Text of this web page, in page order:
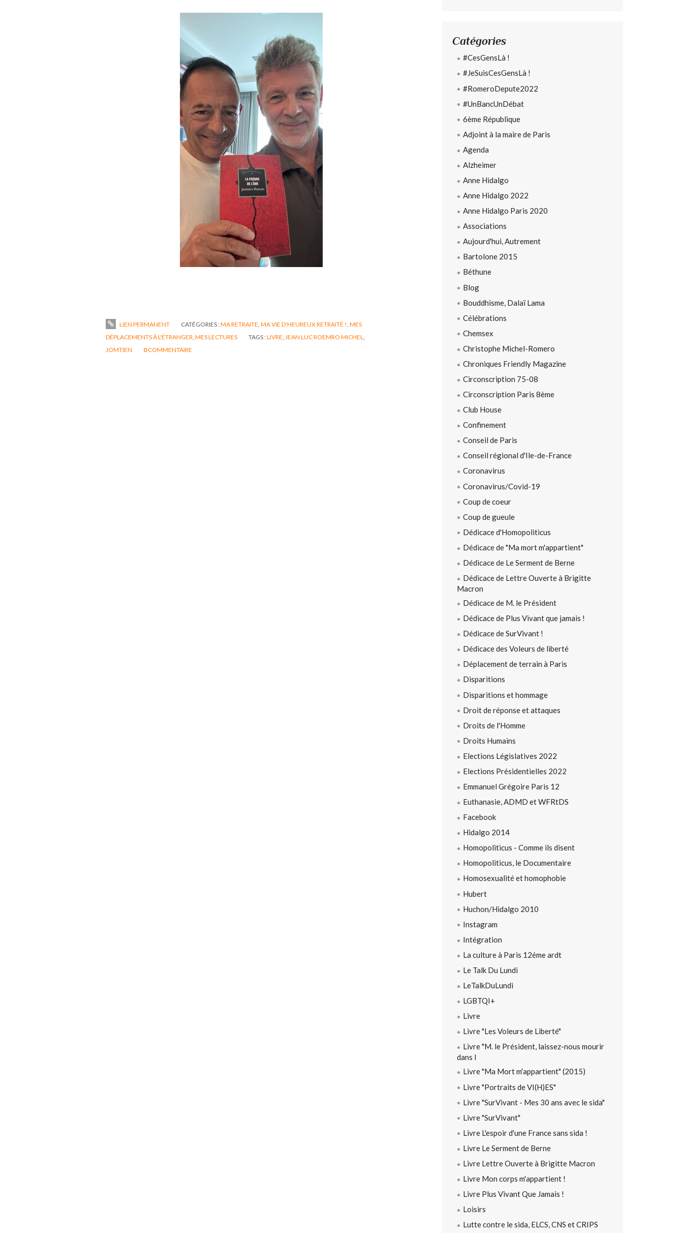
LIEN PERMANENT CATÉGORIES :MA RETRAITE, MA VIE D'HEUREUX RETRAITÉ !, MES
DÉPLACEMENTS À L'ÉTRANGER, MES LECTURES TAGS :LIVRE, JEAN LUC ROEMRO MICHEL,
JOMTIEN
0COMMENTAIRE
Catégories
#CesGensLà !
#JeSuisCesGensLà !
#RomeroDepute2022
#UnBancUnDébat
6ème République
Adjoint à la maire de Paris
Agenda
Alzheimer
Anne Hidalgo
Anne Hidalgo 2022
Anne Hidalgo Paris 2020
Associations
Aujourd'hui, Autrement
Bartolone 2015
Béthune
Blog
Bouddhisme, Dalaï Lama
Célébrations
Chemsex
Christophe Michel-Romero
Chroniques Friendly Magazine
Circonscription 75-08
Circonscription Paris 8ème
Club House
Confinement
Conseil de Paris
Conseil régional d'Ile-de-France
Coronavirus
Coronavirus/Covid-19
Coup de coeur
Coup de gueule
Dédicace d'Homopoliticus
Dédicace de "Ma mort m'appartient"
Dédicace de Le Serment de Berne
Dédicace de Lettre Ouverte à Brigitte
Macron
Dédicace de M. le Président
Dédicace de Plus Vivant que jamais !
Dédicace de SurVivant !
Dédicace des Voleurs de liberté
Déplacement de terrain à Paris
Disparitions
Disparitions et hommage
Droit de réponse et attaques
Droits de l'Homme
Droits Humains
Elections Législatives 2022
Elections Présidentielles 2022
Emmanuel Grégoire Paris 12
Euthanasie, ADMD et WFRtDS
Facebook
Hidalgo 2014
Homopoliticus - Comme ils disent
Homopoliticus, le Documentaire
Homosexualité et homophobie
Hubert
Huchon/Hidalgo 2010
Instagram
Intégration
La culture à Paris 12éme ardt
Le Talk Du Lundi
LeTalkDuLundi
LGBTQI+
Livre
Livre "Les Voleurs de Liberté"
Livre "M. le Président, laissez-nous mourir
dans l
Livre "Ma Mort m'appartient" (2015)
Livre "Portraits de VI(H)ES"
Livre "SurVivant - Mes 30 ans avec le sida"
Livre "SurVivant"
Livre L'espoir d'une France sans sida !
Livre Le Serment de Berne
Livre Lettre Ouverte à Brigitte Macron
Livre Mon corps m'appartient !
Livre Plus Vivant Que Jamais !
Loisirs
Lutte contre le sida, ELCS, CNS et CRIPS